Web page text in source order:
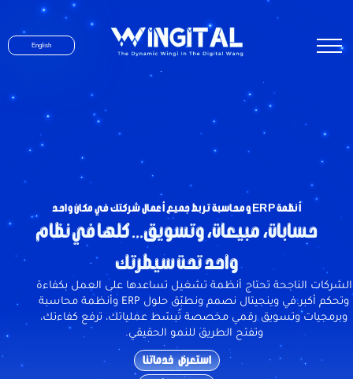
English
أنظمة ERP ومحاسبة تربط جميع أعمال شركتك في مكان واحد
حسابات، مبيعات، وتسويق... كلها في نظام
واحد تحت سيطرتك
الشركات الناجحة تحتاج أنظمة تشغيل تساعدها على العمل بكفاءة
وتحكم أكبر.في وينجيتال نصمم ونطبّق حلول ERP وأنظمة محاسبة
وبرمجيات وتسويق رقمي مخصصة تُبسّط عملياتك، ترفع كفاءتك،
وتفتح الطريق للنمو الحقيقي.
استعرض خدماتنا